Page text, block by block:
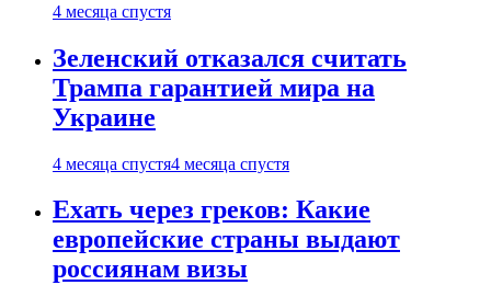
4 месяца спустя
Зеленский отказался считать
Трампа гарантией мира на
Украине
4 месяца спустя4 месяца спустя
Ехать через греков: Какие
европейские страны выдают
россиянам визы